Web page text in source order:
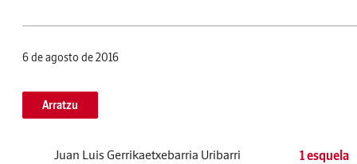
6 de agosto de 2016
Arratzu
Juan Luis Gerrikaetxebarria Uribarri 1 esquela